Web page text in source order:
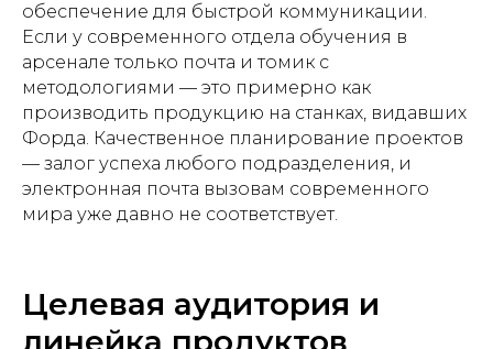
обеспечение для быстрой коммуникации.
Если у современного отдела обучения в
арсенале только почта и томик с
методологиями — это примерно как
производить продукцию на станках, видавших
Форда. Качественное планирование проектов
— залог успеха любого подразделения, и
электронная почта вызовам современного
мира уже давно не соответствует.
Целевая аудитория и